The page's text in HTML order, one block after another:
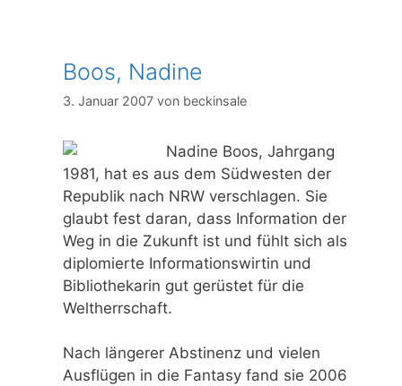
Boos, Nadine
3. Januar 2007 von beckinsale
Nadine Boos, Jahrgang
1981, hat es aus dem Südwesten der
Republik nach NRW verschlagen. Sie
glaubt fest daran, dass Information der
Weg in die Zukunft ist und fühlt sich als
diplomierte Informationswirtin und
Bibliothekarin gut gerüstet für die
Weltherrschaft.
Nach längerer Abstinenz und vielen
Ausflügen in die Fantasy fand sie 2006